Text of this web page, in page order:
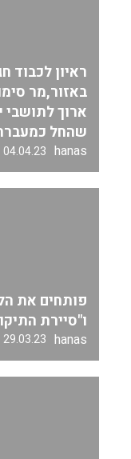
ראיון לכבוד
באזור,מר
ארוך לתושבי
שהחל
hanas
04.04.23
פותחים את
ו"סיירת
hanas
29.03.23